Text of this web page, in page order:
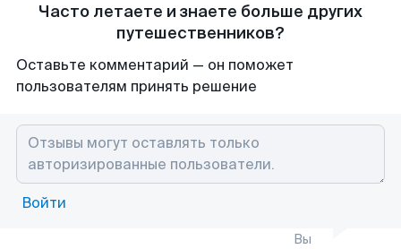
Часто летаете и знаете больше других
путешественников?
Оставьте комментарий — он поможет
пользователям принять решение
Войти
Вы